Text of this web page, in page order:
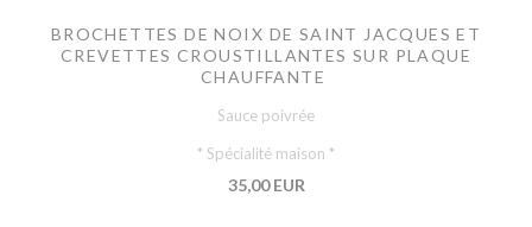
BROCHETTES DE NOIX DE SAINT JACQUES ET
CREVETTES CROUSTILLANTES SUR PLAQUE
CHAUFFANTE
Sauce poivrée
* Spécialité maison *
35,00 EUR